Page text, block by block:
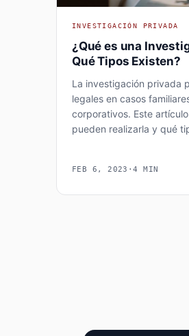
INVESTIGACIÓN PRIVADA
¿Qué es una
Qué Tipos Existen?
La investigación privada
legales en casos
corporativos. Este
pueden realizarla y qué
FEB 6, 2023 ·4 MIN